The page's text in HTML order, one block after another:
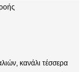
κανάλι τέσσερα